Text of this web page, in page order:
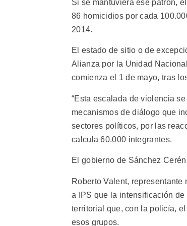
Si se mantuviera ese patrón,
86 homicidios por cada
2014.
El estado de sitio o de
Alianza por la Unidad
comienza el 1 de mayo, tras
“Esta escalada de violencia
mecanismos de diálogo que
sectores políticos, por las
calcula 60.000 integrantes.
El gobierno de Sánchez Cerén
Roberto Valent, representante
a IPS que la intensificación
territorial que, con la policía,
esos grupos.